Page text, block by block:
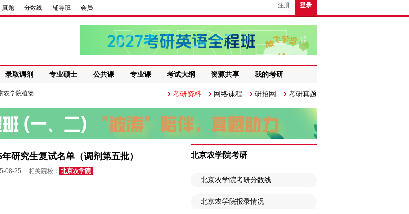
真题 分数线 辅导班 会员 注册 登录
录取调剂 专业硕士 公共课 专业课 考试大纲 资源共享 我的考研
农学院植物.. 考研资料 网络课程 研招网 考研真题
研究生复试名单（调剂第五批）
08-25 相关院校： 北京农学院
北京农学院考研
北京农学院考研分数线
北京农学院报录情况